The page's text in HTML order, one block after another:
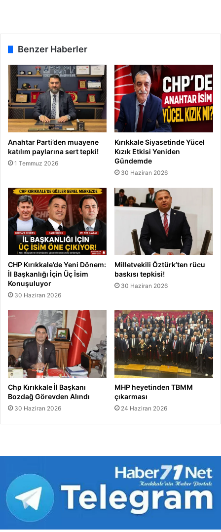
e
e
!
Benzer Haberler
Anahtar Parti’den muayene
katılım paylarına sert tepki!
1 Temmuz 2026
Kırıkkale Siyasetinde Yücel
Kızık Etkisi Yeniden
Gündemde
30 Haziran 2026
CHP Kırıkkale’de Yeni Dönem:
İl Başkanlığı İçin Üç İsim
Konuşuluyor
30 Haziran 2026
Milletvekili Öztürk’ten rücu
baskısı tepkisi!
30 Haziran 2026
Chp Kırıkkale İl Başkanı
Bozdağ Görevden Alındı
30 Haziran 2026
MHP heyetinden TBMM
çıkarması
24 Haziran 2026